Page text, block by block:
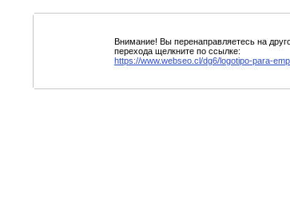
Внимание! Вы перенаправляетесь на
перехода щелкните по ссылке:
https://www.webseo.cl/dg6/logotipo-para-